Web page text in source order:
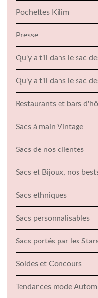
Pochettes Kilim
Presse
Qu'y a t'il dans le sac
Qu'y a t'il dans le sac
Restaurants et bars
Sacs à main Vintage
Sacs de nos clientes
Sacs et Bijoux, nos
Sacs ethniques
Sacs personnalisables
Sacs portés par les
Soldes et Concours
Tendances mode